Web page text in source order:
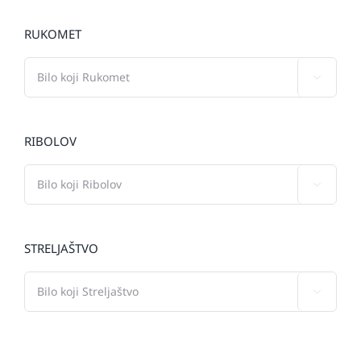
RUKOMET
RIBOLOV
STRELJAŠTVO